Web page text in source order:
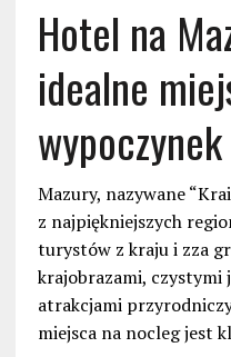
Hotel na
idealne
wypoczynek
Mazury, nazywane
z najpiękniejszych
turystów z kraju i zza
krajobrazami,
atrakcjami
miejsca na nocleg jest